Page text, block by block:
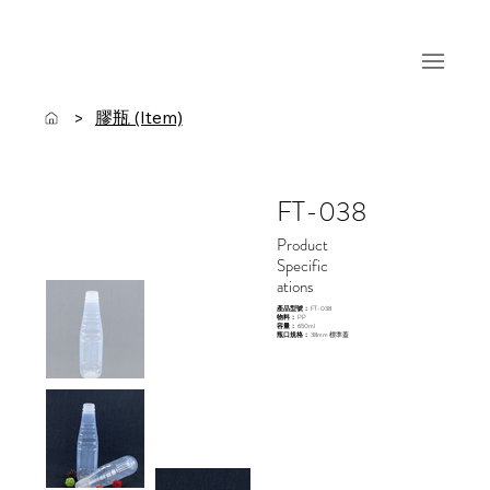
> 膠瓶 (Item)
FT-038
Product
Specific
ations
產品型號： FT-038
物料： PP
容量： 650ml
瓶口規格： 38mm 標準蓋